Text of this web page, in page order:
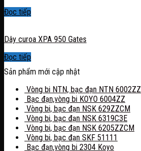
Đọc tiếp
Dây curoa XPA 950 Gates
Đọc tiếp
Sản phẩm mới cập nhật
Vòng bi NTN, bạc đạn NTN 6002ZZ
Bạc đạn,vòng bi KOYO 6004ZZ
Vòng bi, bạc đạn NSK 629ZZCM
Vòng bi, bạc đạn NSK 6319C3E
Vòng bi, bạc đạn NSK 6205ZZCM
Vòng bi, bạc đạn SKF 51111
Bạc đạn,vòng bi 2304 Koyo